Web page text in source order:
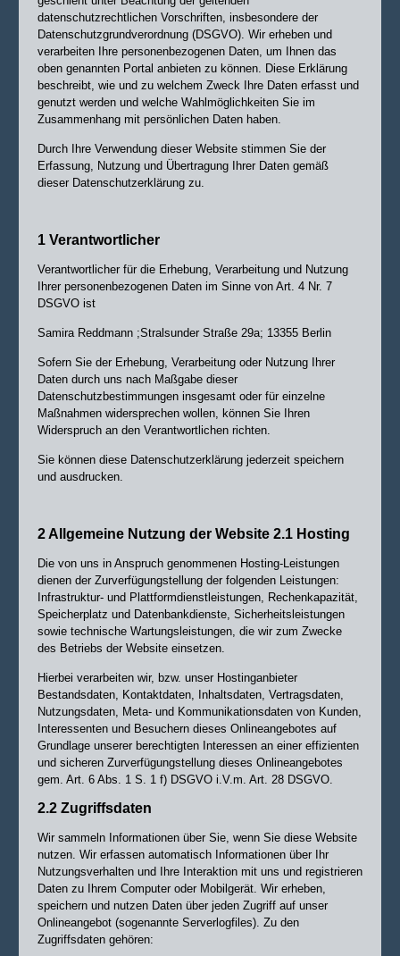
datenschutzrechtlichen Vorschriften, insbesondere der
Datenschutzgrundverordnung (DSGVO). Wir erheben und
verarbeiten Ihre personenbezogenen Daten, um Ihnen das
oben genannten Portal anbieten zu können. Diese Erklärung
beschreibt, wie und zu welchem Zweck Ihre Daten erfasst und
genutzt werden und welche Wahlmöglichkeiten Sie im
Zusammenhang mit persönlichen Daten haben.
Durch Ihre Verwendung dieser Website stimmen Sie der
Erfassung, Nutzung und Übertragung Ihrer Daten gemäß
dieser Datenschutzerklärung zu.
1 Verantwortlicher
Verantwortlicher für die Erhebung, Verarbeitung und Nutzung
Ihrer personenbezogenen Daten im Sinne von Art. 4 Nr. 7
DSGVO ist
Samira Reddmann ;Stralsunder Straße 29a; 13355 Berlin
Sofern Sie der Erhebung, Verarbeitung oder Nutzung Ihrer
Daten durch uns nach Maßgabe dieser
Datenschutzbestimmungen insgesamt oder für einzelne
Maßnahmen widersprechen wollen, können Sie Ihren
Widerspruch an den Verantwortlichen richten.
Sie können diese Datenschutzerklärung jederzeit speichern
und ausdrucken.
2 Allgemeine Nutzung der Website 2.1 Hosting
Die von uns in Anspruch genommenen Hosting-Leistungen
dienen der Zurverfügungstellung der folgenden Leistungen:
Infrastruktur- und Plattformdienstleistungen, Rechenkapazität,
Speicherplatz und Datenbankdienste, Sicherheitsleistungen
sowie technische Wartungsleistungen, die wir zum Zwecke
des Betriebs der Website einsetzen.
Hierbei verarbeiten wir, bzw. unser Hostinganbieter
Bestandsdaten, Kontaktdaten, Inhaltsdaten, Vertragsdaten,
Nutzungsdaten, Meta- und Kommunikationsdaten von Kunden,
Interessenten und Besuchern dieses Onlineangebotes auf
Grundlage unserer berechtigten Interessen an einer effizienten
und sicheren Zurverfügungstellung dieses Onlineangebotes
gem. Art. 6 Abs. 1 S. 1 f) DSGVO i.V.m. Art. 28 DSGVO.
2.2 Zugriffsdaten
Wir sammeln Informationen über Sie, wenn Sie diese Website
nutzen. Wir erfassen automatisch Informationen über Ihr
Nutzungsverhalten und Ihre Interaktion mit uns und registrieren
Daten zu Ihrem Computer oder Mobilgerät. Wir erheben,
speichern und nutzen Daten über jeden Zugriff auf unser
Onlineangebot (sogenannte Serverlogfiles). Zu den
Zugriffsdaten gehören: